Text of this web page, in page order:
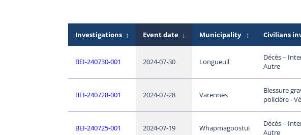
Investigations ↕ Event date ↓ Municipality ↕ Civilians
BEI-240730-001 2024-07-30 Longueuil
Décès –
Autre
BEI-240728-001 2024-07-28 Varennes
Blessure
policière -
BEI-240725-001 2024-07-19 Whapmagoostui
Décès –
Autre